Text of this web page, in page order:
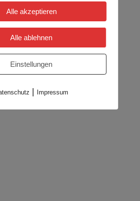
Alle akzeptieren
Alle ablehnen
Einstellungen
Impressum